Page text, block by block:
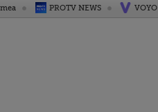
PROTV NEWS VOYO